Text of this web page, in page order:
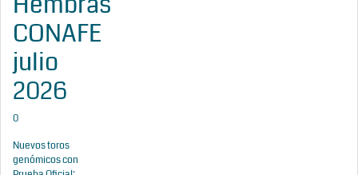
CONAFE
julio
2026
0
Nuevos toros
genómicos con